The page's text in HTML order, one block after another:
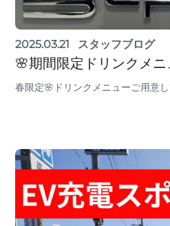
2025.03.21 スタッフブログ
🌸期間限定ドリンクメニ
春限定🌸ドリンクメニューご用意し